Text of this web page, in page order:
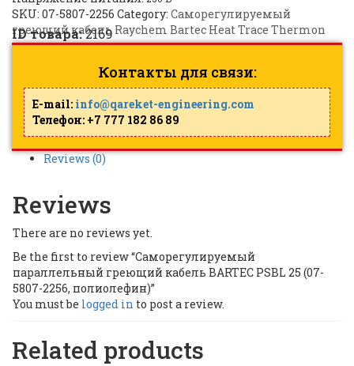
SKU: 07-5807-2256 Category: Саморегулируемый
греющий кабель Raychem Bartec Heat Trace Thermon
ID товара:2169
Контакты для связи:
E-mail: info@qareket-engineering.com
Телефон: +7 777 182 86 89
Reviews (0)
Reviews
There are no reviews yet.
Be the first to review “Саморегулируемый
параллельный греющий кабель BARTEC PSBL 25 (07-
5807-2256, полиолефин)”
You must be logged in to post a review.
Related products